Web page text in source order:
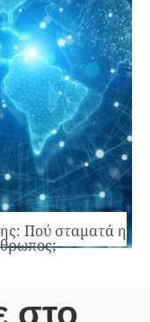
Πού σταματά η
στο